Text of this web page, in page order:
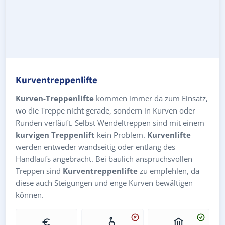
Kurventreppenlifte
Kurven-Treppenlifte kommen immer da zum Einsatz,
wo die Treppe nicht gerade, sondern in Kurven oder
Runden verläuft. Selbst Wendeltreppen sind mit einem
kurvigen Treppenlift kein Problem. Kurvenlifte
werden entweder wandseitig oder entlang des
Handlaufs angebracht. Bei baulich anspruchsvollen
Treppen sind Kurventreppenlifte zu empfehlen, da
diese auch Steigungen und enge Kurven bewältigen
können.